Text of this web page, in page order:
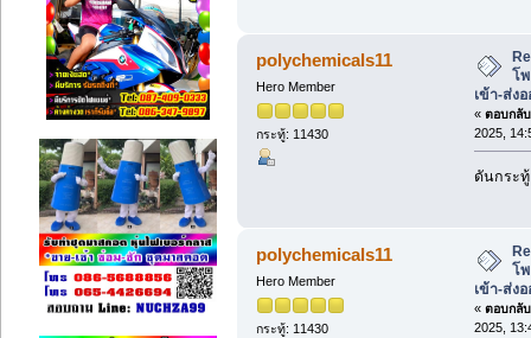
polychemicals11
Hero Member
กระทู้: 11430
โ
เข้า-ส่ง
« ตอบกลั
2025,
ดันกระทู้
polychemicals11
Hero Member
กระทู้: 11430
โ
เข้า-ส่ง
« ตอบกลั
2025,